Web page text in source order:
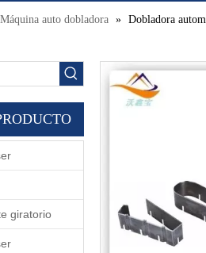
Máquina auto dobladora » Dobladora
giratorio